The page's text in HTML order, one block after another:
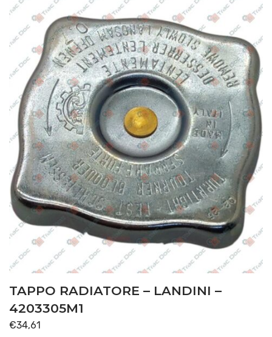
TAPPO RADIATORE – LANDINI –
4203305M1
€34,61